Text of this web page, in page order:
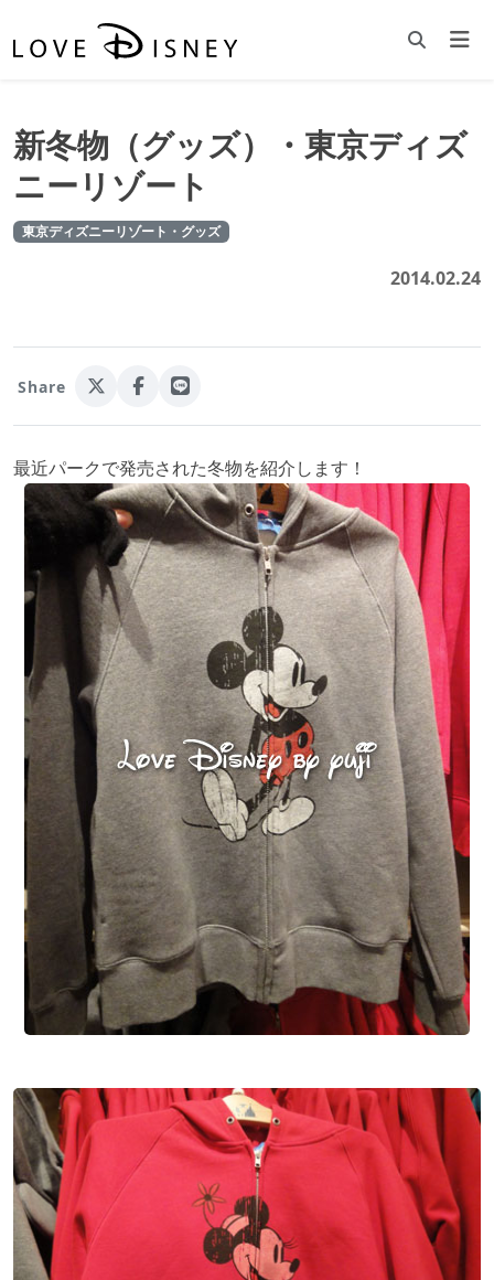
新冬物（グッズ）・東京ディズ
ニーリゾート
東京ディズニーリゾート・グッズ
2014.02.24
Share
最近パークで発売された冬物を紹介します！